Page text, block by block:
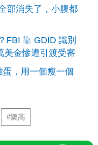
部消失了，小腹都
FBI 靠 GDID 識別
美金慘遭引渡受審
，用一個瘦一個
#樂高